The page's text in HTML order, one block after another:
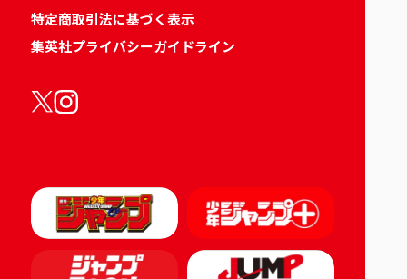
特定商取引法に基づく表示
集英社プライバシーガイドライン